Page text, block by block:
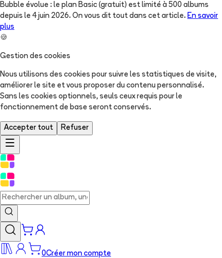
Bubble évolue : le plan Basic (gratuit) est limité à 500 albums
depuis le 4 juin 2026. On vous dit tout dans cet article. En savoir
plus
🍪
Gestion des cookies
Nous utilisons des cookies pour suivre les statistiques de visite,
améliorer le site et vous proposer du contenu personnalisé.
Sans les cookies optionnels, seuls ceux requis pour le
fonctionnement de base seront conservés.
Accepter tout Refuser
0Créer mon compte